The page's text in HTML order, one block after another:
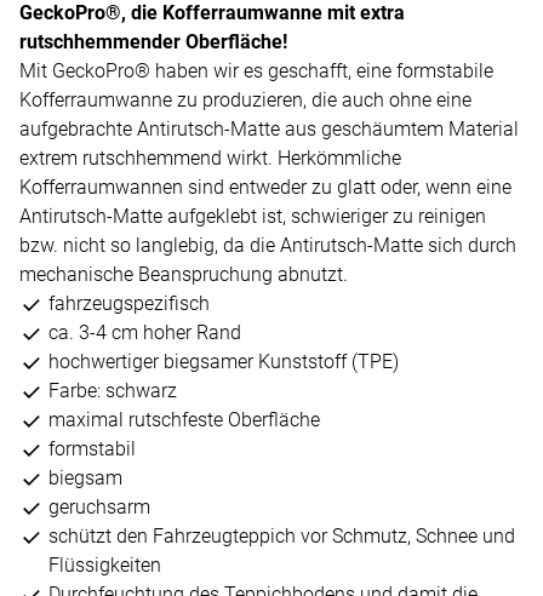
GeckoPro®, die Kofferraumwanne mit extra
rutschhemmender Oberfläche!
Mit GeckoPro® haben wir es geschafft, eine formstabile
Kofferraumwanne zu produzieren, die auch ohne eine
aufgebrachte Antirutsch-Matte aus geschäumtem Material
extrem rutschhemmend wirkt. Herkömmliche
Kofferraumwannen sind entweder zu glatt oder, wenn eine
Antirutsch-Matte aufgeklebt ist, schwieriger zu reinigen
bzw. nicht so langlebig, da die Antirutsch-Matte sich durch
mechanische Beanspruchung abnutzt.
fahrzeugspezifisch
ca. 3-4 cm hoher Rand
hochwertiger biegsamer Kunststoff (TPE)
Farbe: schwarz
maximal rutschfeste Oberfläche
formstabil
biegsam
geruchsarm
schützt den Fahrzeugteppich vor Schmutz, Schnee und
Flüssigkeiten